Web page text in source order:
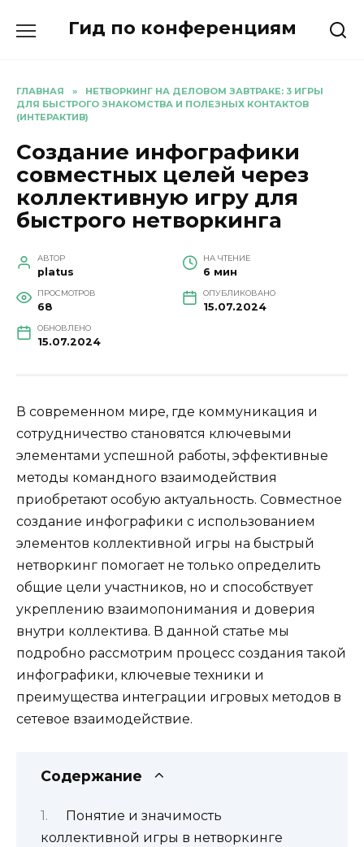
Гид по конференциям
ГЛАВНАЯ »
НЕТВОРКИНГ НА ДЕЛОВОМ ЗАВТРАКЕ: 3 ИГРЫ
ДЛЯ БЫСТРОГО ЗНАКОМСТВА И ПОЛЕЗНЫХ КОНТАКТОВ
(ИНТЕРАКТИВ)
Создание инфографики
совместных целей через
коллективную игру для
быстрого нетворкинга
АВТОР
platus
НА ЧТЕНИЕ
6 мин
ПРОСМОТРОВ
68
ОПУБЛИКОВАНО
15.07.2024
ОБНОВЛЕНО
15.07.2024
В современном мире, где коммуникация и
сотрудничество становятся ключевыми
элементами успешной работы, эффективные
методы командного взаимодействия
приобретают особую актуальность. Совместное
создание инфографики с использованием
элементов коллективной игры на быстрый
нетворкинг помогает не только определить
общие цели участников, но и способствует
укреплению взаимопонимания и доверия
внутри коллектива. В данной статье мы
подробно рассмотрим процесс создания такой
инфографики, ключевые техники и
преимущества интеграции игровых методов в
сетевое взаимодействие.
Содержание
Понятие и значимость
коллективной игры в нетворкинге